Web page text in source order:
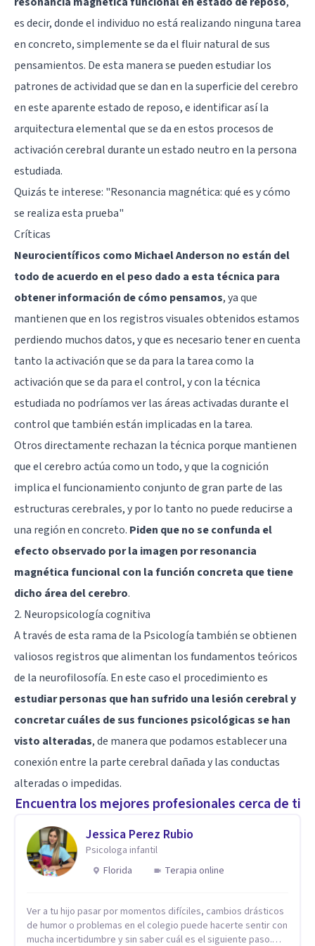
es decir, donde el individuo no está realizando ninguna tarea
en concreto, simplemente se da el fluir natural de sus
pensamientos. De esta manera se pueden estudiar los
patrones de actividad que se dan en la superficie del cerebro
en este aparente estado de reposo, e identificar así la
arquitectura elemental que se da en estos procesos de
activación cerebral durante un estado neutro en la persona
estudiada.
Quizás te interese: "Resonancia magnética: qué es y cómo
se realiza esta prueba"
Críticas
Neurocientíficos como Michael Anderson no están del
todo de acuerdo en el peso dado a esta técnica para
obtener información de cómo pensamos, ya que
mantienen que en los registros visuales obtenidos estamos
perdiendo muchos datos, y que es necesario tener en cuenta
tanto la activación que se da para la tarea como la
activación que se da para el control, y con la técnica
estudiada no podríamos ver las áreas activadas durante el
control que también están implicadas en la tarea.
Otros directamente rechazan la técnica porque mantienen
que el cerebro actúa como un todo, y que la cognición
implica el funcionamiento conjunto de gran parte de las
estructuras cerebrales, y por lo tanto no puede reducirse a
una región en concreto. Piden que no se confunda el
efecto observado por la imagen por resonancia
magnética funcional con la función concreta que tiene
dicho área del cerebro.
2. Neuropsicología cognitiva
A través de esta rama de la Psicología también se obtienen
valiosos registros que alimentan los fundamentos teóricos
de la neurofilosofía. En este caso el procedimiento es
estudiar personas que han sufrido una lesión cerebral y
concretar cuáles de sus funciones psicológicas se han
visto alteradas, de manera que podamos establecer una
conexión entre la parte cerebral dañada y las conductas
alteradas o impedidas.
Encuentra los mejores profesionales cerca de ti
Jessica Perez Rubio
Psicologa infantil
Florida
Terapia online
Ver a tu hijo pasar por momentos difíciles, cambios drásticos
de humor o problemas en el colegio puede hacerte sentir con
mucha incertidumbre y sin saber cuál es el siguiente paso.